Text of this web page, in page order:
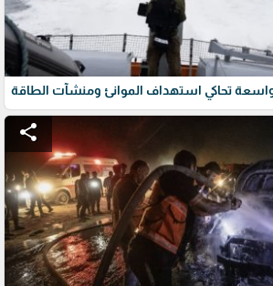
واسعة تحاكي استهداف الموانئ ومنشآت الطاقة
share